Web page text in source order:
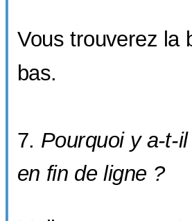
Vous trouverez la
bas.
Pourquoi y a-t-
en fin de ligne ?